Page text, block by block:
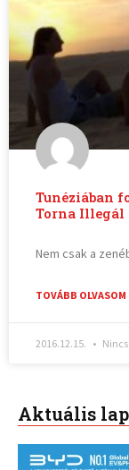
Tunéziában
Torna Illegál
Nem csak a
TOVÁBB OLVASOM
2016.12.15.
Aktuális